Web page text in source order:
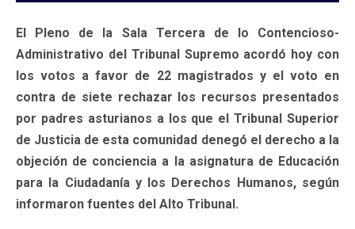
El Pleno de la Sala Tercera de lo Contencioso-
Administrativo del Tribunal Supremo acordó hoy con
los votos a favor de 22 magistrados y el voto en
contra de siete rechazar los recursos presentados
por padres asturianos a los que el Tribunal Superior
de Justicia de esta comunidad denegó el derecho a la
objeción de conciencia a la asignatura de Educación
para la Ciudadanía y los Derechos Humanos, según
informaron fuentes del Alto Tribunal.